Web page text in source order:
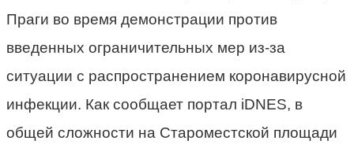
Праги во время демонстрации против
введенных ограничительных мер из-за
ситуации с распространением коронавирусной
инфекции. Как сообщает портал iDNES, в
общей сложности на Староместской площади